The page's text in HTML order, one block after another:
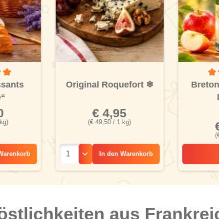
Bewertung von 5 von 5 Sternen
Original Roquefort ❄
(€ 49,50 / 1 kg)
€ 4,95
In den Warenkorb
aus